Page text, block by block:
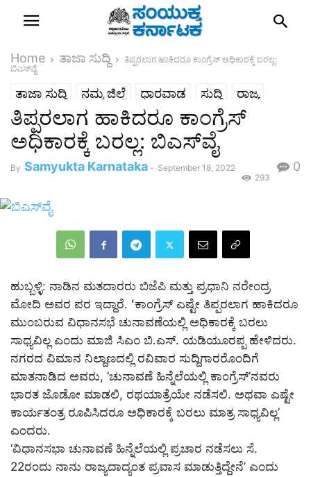
Home ತಾಜಾ ಸುದ್ದಿ
ತಿಪ್ಪರಲಾಗ ಹಾಕಿದರೂ ಕಾಂಗ್ರೆಸ್ ಅಧಿಕಾರಕ್ಕೆ ಬರಲ್ಲ:
ಬಿಎಸ್‌ವೈ
ತಾಜಾ ಸುದ್ದಿ ನಮ್ಮ ಜಿಲ್ಲೆ ಧಾರವಾಡ ಸುದ್ದಿ ರಾಜ್ಯ
ತಿಪ್ಪರಲಾಗ ಹಾಕಿದರೂ ಕಾಂಗ್ರೆಸ್
ಅಧಿಕಾರಕ್ಕೆ ಬರಲ್ಲ: ಬಿಎಸ್‌ವೈ
By Samyukta Karnataka - September 18, 2022 0
293
ಹುಬ್ಬಳ್ಳಿ: ನಾಡಿನ ಮತದಾರರು ಬಿಜೆಪಿ ಮತ್ತು ಪ್ರಧಾನಿ ನರೇಂದ್ರ
ಮೋದಿ ಅವರ ಪರ ಇದ್ದಾರೆ. ʻಕಾಂಗ್ರೆಸ್ ಎಷ್ಟೇ ತಿಪ್ಪರಲಾಗ ಹಾಕಿದರೂ
ಮುಂಬರುವ ವಿಧಾನಸಭೆ ಚುನಾವಣೆಯಲ್ಲಿ ಅಧಿಕಾರಕ್ಕೆ ಬರಲು
ಸಾಧ್ಯವಿಲ್ಲ ಎಂದು ಮಾಜಿ ಸಿಎಂ ಬಿ.ಎಸ್. ಯಡಿಯೂರಪ್ಪ ಹೇಳಿದರು.
ನಗರದ ವಿಮಾನ ನಿಲ್ದಾಣದಲ್ಲಿ ರವಿವಾರ ಸುದ್ದಿಗಾರರೊಂದಿಗೆ
ಮಾತನಾಡಿದ ಅವರು, ‘ಚುನಾವಣೆ ಹಿನ್ನೆಲೆಯಲ್ಲಿ ಕಾಂಗ್ರೆಸ್’ನವರು
ಭಾರತ ಜೊಡೋ ಮಾಡಲಿ, ರಥಯಾತ್ರೆಯೇ ನಡೆಸಲಿ. ಅಥವಾ ಎಷ್ಟೇ
ಕಾರ್ಯತಂತ್ರ ರೂಪಿಸಿದರೂ ಅಧಿಕಾರಕ್ಕೆ ಬರಲು ಮಾತ್ರ ಸಾಧ್ಯವಿಲ್ಲ’
ಎಂದರು.
‘ವಿಧಾನಸಭಾ ಚುನಾವಣೆ ಹಿನ್ನೆಲೆಯಲ್ಲಿ ಪ್ರಚಾರ ನಡೆಸಲು ಸೆ.
22ರಂದು ನಾನು ರಾಜ್ಯದಾದ್ಯಂತ ಪ್ರವಾಸ ಮಾಡುತ್ತಿದ್ದೇನೆ’ ಎಂದು